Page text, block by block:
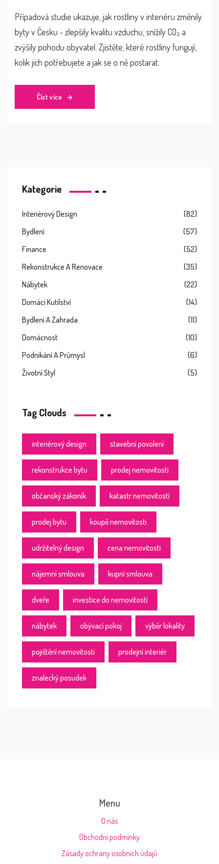
Případová studie ukazuje, jak rostliny v interiéru změnily
byty v Česku - zlepšily kvalitu vzduchu, snížily CO₂ a
zvýšily pohodu obyvatel. Zjistěte, které rostliny fungují,
kolik jich potřebujete a jak se o ně postarat.
Číst více
Kategorie
Interiérový Design
(82)
Bydlení
(57)
Finance
(52)
Rekonstrukce A Renovace
(35)
Nábytek
(22)
Domácí Kutilství
(14)
Bydlení A Zahrada
(11)
Domácnost
(10)
Podnikání A Průmysl
(6)
Životní Styl
(5)
Tag Clouds
interiérový design stavební povolení
rekonstrukce bytu prodej nemovitosti
občanský zákoník katastr nemovitostí
prodej bytu koupě nemovitosti
udržitelný design cena nemovitosti
nájemní smlouva kupní smlouva
dveře investice do nemovitostí
nábytek obývací pokoj výběr lokality
pojištění nemovitosti prodejní interiér
znalecký posudek
Menu
O nás
Obchodní podmínky
Zásady ochrany osobních údajů